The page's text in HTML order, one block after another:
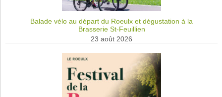
Balade vélo au départ du Roeulx et dégustation à la
Brasserie St-Feuillien
23 août 2026